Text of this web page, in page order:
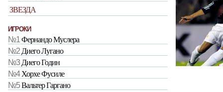
ЗВЕЗДА
ИГРОКИ
№1Фернандо Муслера
№2 Диего Лугано
№3 Диего Годин
№4 Хорхе Фусиле
№5Вальтер Гаргано